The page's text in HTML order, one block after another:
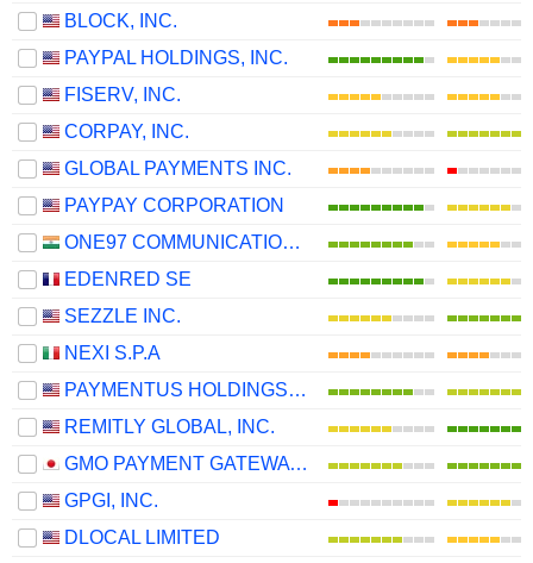
BLOCK, INC.
PAYPAL HOLDINGS, INC.
FISERV, INC.
CORPAY, INC.
GLOBAL PAYMENTS INC.
PAYPAY CORPORATION
ONE97 COMMUNICATIONS LIMITED
EDENRED SE
SEZZLE INC.
NEXI S.P.A
PAYMENTUS HOLDINGS, INC.
REMITLY GLOBAL, INC.
GMO PAYMENT GATEWAY, INC.
GPGI, INC.
DLOCAL LIMITED